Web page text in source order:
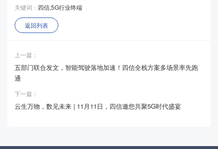
关键词： 四信,5G行业终端
返回列表
上一篇：
五部门联合发文，智能驾驶落地加速！四信全栈方案多场景率先跑
通
下一篇：
云生万物，数见未来 | 11月11日，四信邀您共聚5G时代盛宴